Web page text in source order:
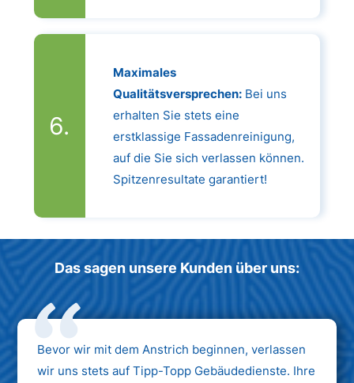
Maximales
Qualitätsversprechen:Bei uns
erhalten Sie stets eine
erstklassige Fassadenreinigung,
auf die Sie sich verlassen können.
Spitzenresultate garantiert!
Das sagen unsere Kunden über uns:
Bevor wir mit dem Anstrich beginnen, verlassen
wir uns stets auf Tipp-Topp Gebäudedienste. Ihre